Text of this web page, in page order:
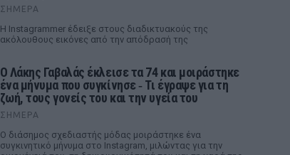
ΣΉΜΕΡΑ
Η Instagrammer έδειξε στους διαδικτυακούς της
ακόλουθους εικόνες από την απόδρασή της
Ο Λάκης Γαβαλάς έκλεισε τα 74 και μοιράστηκε
ένα μήνυμα που συγκίνησε ‑ Τι έγραψε για τη
ζωή, τους γονείς του και την υγεία του
ΣΉΜΕΡΑ
Ο διάσημος σχεδιαστής μόδας μοιράστηκε ένα
συγκινητικό μήνυμα στο Instagram, μιλώντας για την